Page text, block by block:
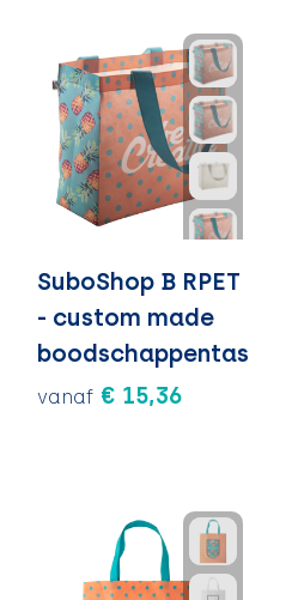
SuboShop B RPET
- custom made
boodschappentas
vanaf € 15,36